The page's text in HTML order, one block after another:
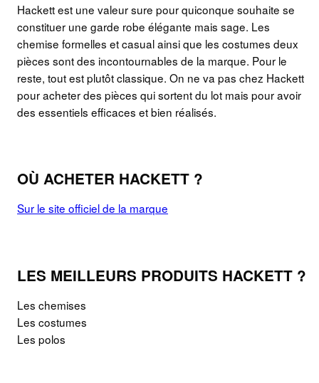
Hackett est une valeur sure pour quiconque souhaite se
constituer une garde robe élégante mais sage. Les
chemise formelles et casual ainsi que les costumes deux
pièces sont des incontournables de la marque. Pour le
reste, tout est plutôt classique. On ne va pas chez Hackett
pour acheter des pièces qui sortent du lot mais pour avoir
des essentiels efficaces et bien réalisés.
OÙ ACHETER HACKETT ?
Sur le site officiel de la marque
LES MEILLEURS PRODUITS HACKETT ?
Les chemises
Les costumes
Les polos